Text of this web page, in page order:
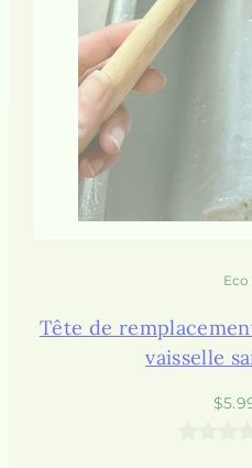
Tête de
vaisselle
Prix